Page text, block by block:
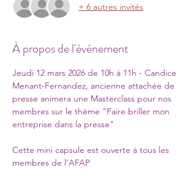
+ 6 autres invités
À propos de l'événement
Jeudi 12 mars 2026 de 10h à 11h - Candice
Menant-Fernandez, ancienne attachée de
presse animera une Masterclass pour nos
membres sur le thème "Faire briller mon
entreprise dans la presse"
Cette mini capsule est ouverte à tous les
membres de l'AFAP